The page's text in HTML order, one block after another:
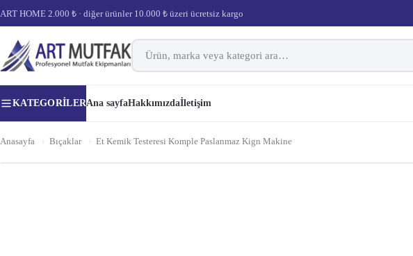
ART HOME 2.000 ₺ · diğer ürünler 10.000 ₺ üzeri ücretsiz kargo
KATEGORILERAna sayfaHakkımızdaİletişim
Anasayfa › Bıçaklar › Et Kemik Testeresi Komple Paslanmaz Kign Makine